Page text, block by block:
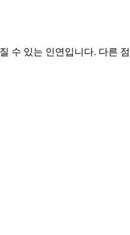
수 있는 인연입니다. 다른